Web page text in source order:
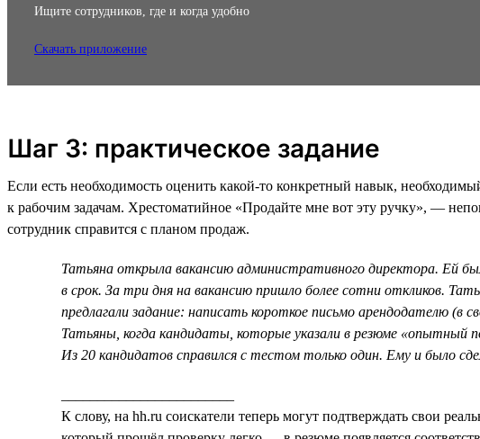
Ищите сотрудников, где и когда удобно
Скачать приложение
Шаг 3: практическое задание
Если есть необходимость оценить какой-то конкретный навык,
к рабочим задачам. Хрестоматийное «Продайте мне вот эту ручку», —
сотрудник справится с планом продаж.
Татьяна открыла вакансию административного директора. Ей
в срок. За три дня на вакансию пришло более сотни откликов.
предлагали задание: написать короткое письмо арендодателю
Татьяны, когда кандидаты, которые указали в резюме «опытный
Из 20 кандидатов справился с тестом только один. Ему и было
К слову, на hh.ru соискатели теперь могут подтверждать свои